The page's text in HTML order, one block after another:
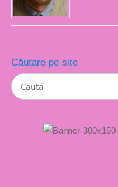
Căutare pe site